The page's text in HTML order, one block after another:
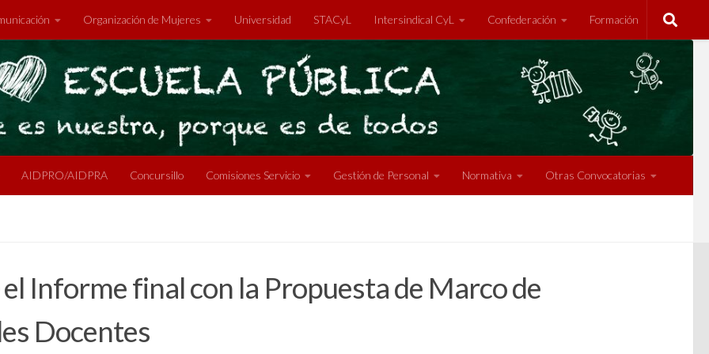
Organización de Mujeres Universidad STACyL Intersindical CyL Confederación Formación
AIDPRO/AIDPRA Concursillo Comisiones Servicio Gestión de Personal Normativa Otras Convocatorias
Informe final con la Propuesta de Marco de
Docentes